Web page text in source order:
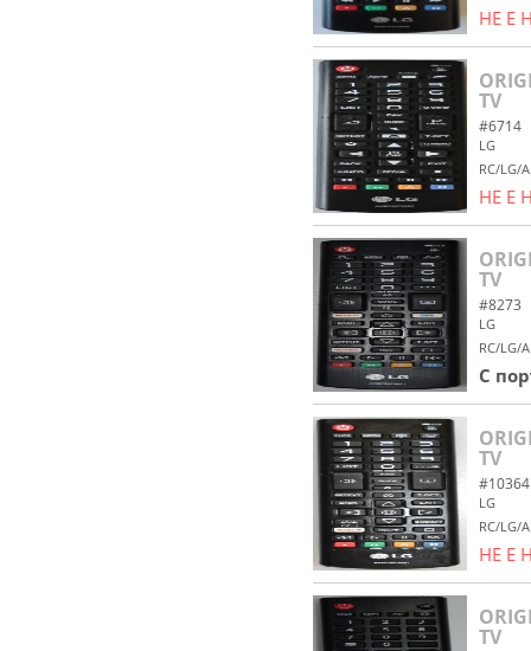
НЕ Е
TV
#6714
LG
RC/LG/
НЕ Е
TV
#8273
LG
RC/LG/
С
TV
#10364
LG
RC/LG/
НЕ Е
TV